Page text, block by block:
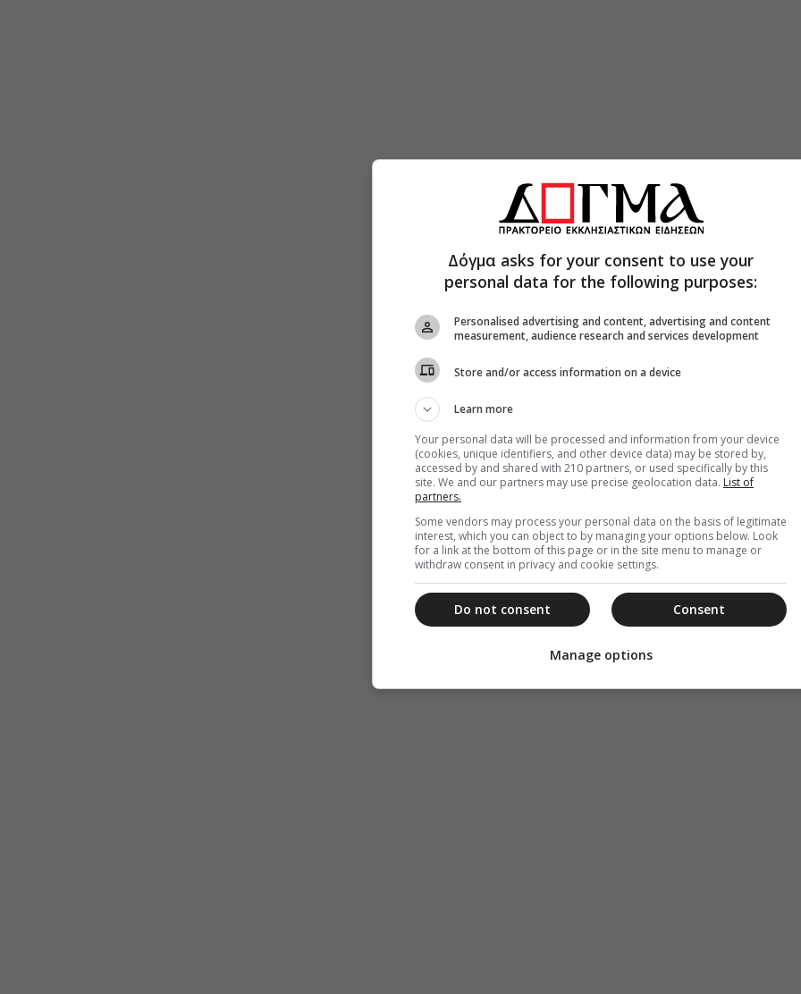
Δόγμα asks for your consent to use your
personal data for the following purposes:
Personalised advertising and content, advertising and content
measurement, audience research and services development
Store and/or access information on a device
Learn more
Your personal data will be processed and information from your device
(cookies, unique identifiers, and other device data) may be stored by,
accessed by and shared with 210 partners, or used specifically by this
site. We and our partners may use precise geolocation data. List of
partners.
Some vendors may process your personal data on the basis of legitimate
interest, which you can object to by managing your options below. Look
for a link at the bottom of this page or in the site menu to manage or
withdraw consent in privacy and cookie settings.
Consent
Do not consent
Manage options